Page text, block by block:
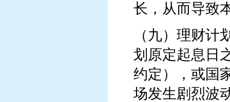
长，从而导致
（九）理财
划原定起息日
约定），或国
场发生剧烈波